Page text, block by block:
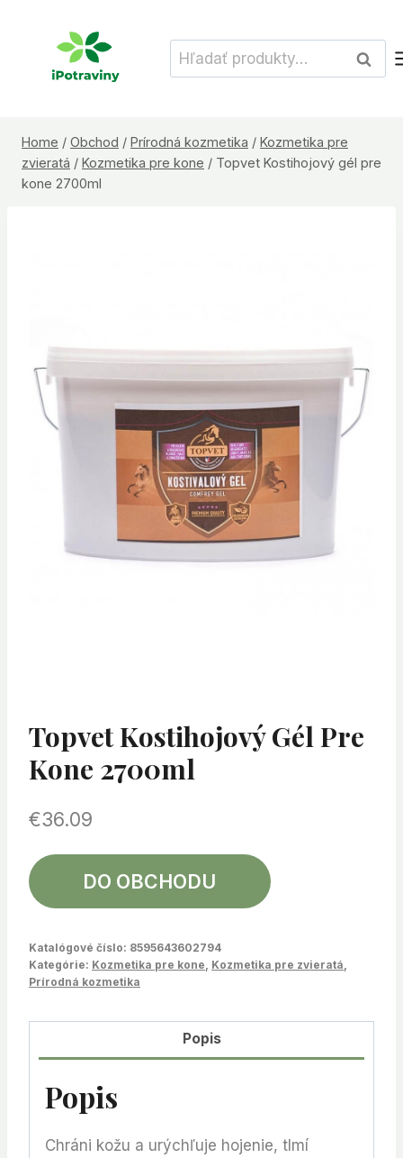
Hľadať:
Home / Obchod / Prírodná kozmetika / Kozmetika pre
zvieratá / Kozmetika pre kone / Topvet Kostihojový gél pre
kone 2700ml
Topvet Kostihojový Gél Pre
Kone 2700ml
€36.09
DO OBCHODU
Katalógové číslo: 8595643602794
Kategórie: Kozmetika pre kone Kozmetika pre zvieratá
Prírodná kozmetika
Popis
Popis
Chráni kožu a urýchľuje hojenie, tlmí